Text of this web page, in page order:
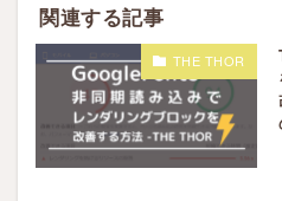
関連する記事
THE THOR